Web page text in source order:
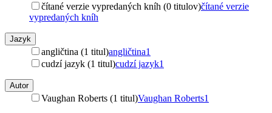
čítané verzie vypredaných kníh (0 titulov)čítané verzie
vypredaných kníh
Jazyk
angličtina (1 titul)angličtina1
cudzí jazyk (1 titul)cudzí jazyk1
Autor
Vaughan Roberts (1 titul)Vaughan Roberts1